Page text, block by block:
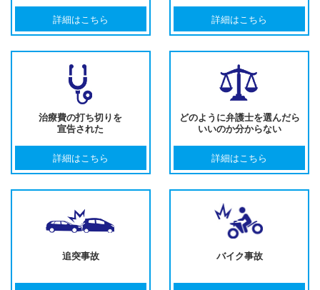
詳細はこちら 詳細はこちら
治療費の打ち切りを
宣告された
詳細はこちら
どのように弁護士を選んだら
いいのか分からない
詳細はこちら
追突事故 バイク事故